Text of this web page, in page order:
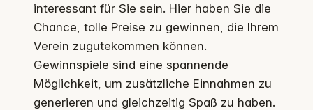
interessant für Sie sein. Hier haben Sie die
Chance, tolle Preise zu gewinnen, die Ihrem
Verein zugutekommen können.
Gewinnspiele sind eine spannende
Möglichkeit, um zusätzliche Einnahmen zu
generieren und gleichzeitig Spaß zu haben.